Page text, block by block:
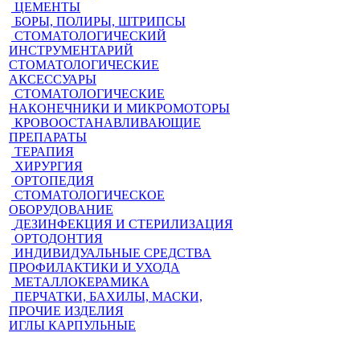
ЦЕМЕНТЫ
БОРЫ, ПОЛИРЫ, ШТРИПСЫ
СТОМАТОЛОГИЧЕСКИЙ
ИНСТРУМЕНТАРИЙ
СТОМАТОЛОГИЧЕСКИЕ
АКСЕССУАРЫ
СТОМАТОЛОГИЧЕСКИЕ
НАКОНЕЧНИКИ И МИКРОМОТОРЫ
КРОВООСТАНАВЛИВАЮЩИЕ
ПРЕПАРАТЫ
ТЕРАПИЯ
ХИРУРГИЯ
ОРТОПЕДИЯ
СТОМАТОЛОГИЧЕСКОЕ
ОБОРУДОВАНИЕ
ДЕЗИНФЕКЦИЯ И СТЕРИЛИЗАЦИЯ
ОРТОДОНТИЯ
ИНДИВИДУАЛЬНЫЕ СРЕДСТВА
ПРОФИЛАКТИКИ И УХОДА
МЕТАЛЛОКЕРАМИКА
ПЕРЧАТКИ, БАХИЛЫ, МАСКИ,
ПРОЧИЕ ИЗДЕЛИЯ
ИГЛЫ КАРПУЛЬНЫЕ